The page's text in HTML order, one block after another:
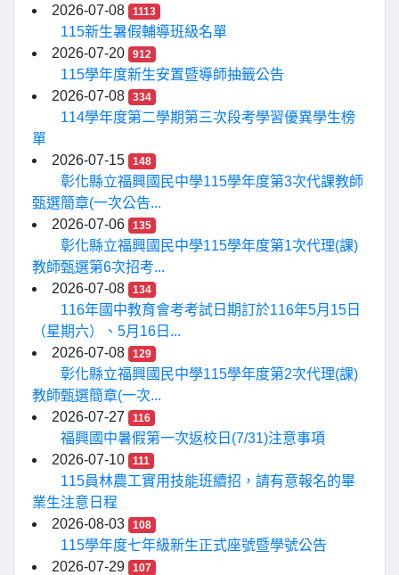
2026-07-08
1113
115新生暑假輔導班級名單
2026-07-20
912
115學年度新生安置暨導師抽籤公告
2026-07-08
334
114學年度第二學期第三次段考學習優異學生榜
單
2026-07-15
148
彰化縣立福興國民中學115學年度第3次代課教師
甄選簡章(一次公告...
2026-07-06
135
彰化縣立福興國民中學115學年度第1次代理(課)
教師甄選第6次招考...
2026-07-08
134
116年國中教育會考考試日期訂於116年5月15日
（星期六）、5月16日...
2026-07-08
129
彰化縣立福興國民中學115學年度第2次代理(課)
教師甄選簡章(一次...
2026-07-27
116
福興國中暑假第一次返校日(7/31)注意事項
2026-07-10
111
115員林農工實用技能班續招，請有意報名的畢
業生注意日程
2026-08-03
108
115學年度七年級新生正式座號暨學號公告
2026-07-29
107